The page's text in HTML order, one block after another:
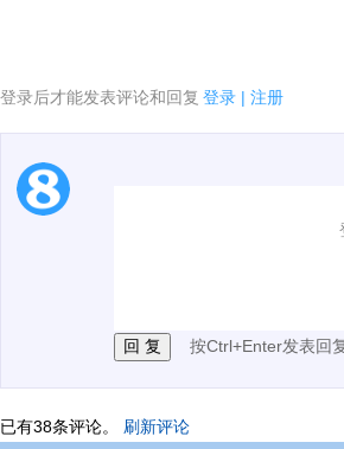
登录后才能发表评论和回复 登录 | 注册
1.电脑端新用户可以发表评
按Ctrl+Enter发表回
已有38条评论。 刷新评论